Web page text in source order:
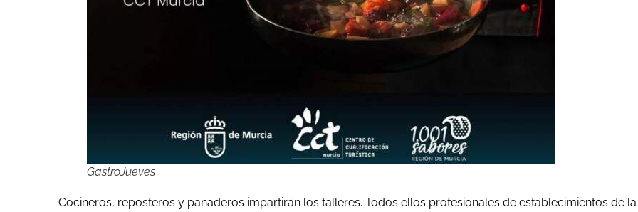
GastroJueves
Cocineros, reposteros y panaderos impartirán los talleres. Todos ellos profesionales de establecimientos de la